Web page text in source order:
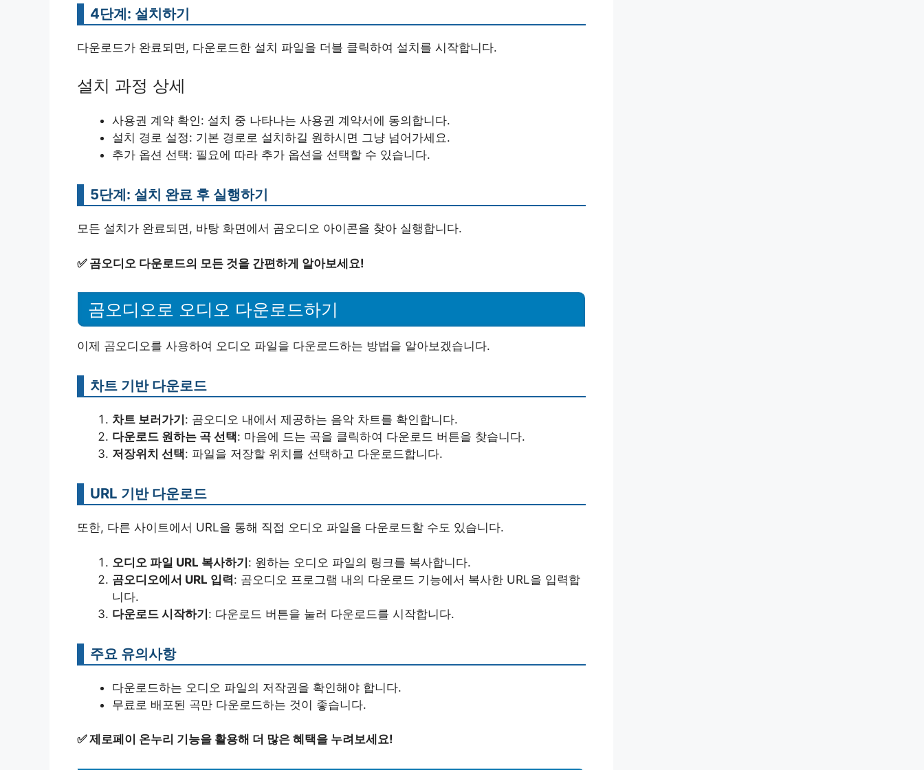
4단계: 설치하기
다운로드가 완료되면, 다운로드한 설치 파일을 더블 클릭하여 설치를 시작합니다.
설치 과정 상세
사용권 계약 확인: 설치 중 나타나는 사용권 계약서에 동의합니다.
설치 경로 설정: 기본 경로로 설치하길 원하시면 그냥 넘어가세요.
추가 옵션 선택: 필요에 따라 추가 옵션을 선택할 수 있습니다.
5단계: 설치 완료 후 실행하기
모든 설치가 완료되면, 바탕 화면에서 곰오디오 아이콘을 찾아 실행합니다.
✅ 곰오디오 다운로드의 모든 것을 간편하게 알아보세요!
곰오디오로 오디오 다운로드하기
이제 곰오디오를 사용하여 오디오 파일을 다운로드하는 방법을 알아보겠습니다.
차트 기반 다운로드
차트 보러가기 : 곰오디오 내에서 제공하는 음악 차트를 확인합니다.
다운로드 원하는 곡 선택: 마음에 드는 곡을 클릭하여 다운로드 버튼을 찾습니다.
저장위치 선택: 파일을 저장할 위치를 선택하고 다운로드합니다.
URL 기반 다운로드
또한, 다른 사이트에서 URL을 통해 직접 오디오 파일을 다운로드할 수도 있습니다.
오디오 파일 URL 복사하기: 원하는 오디오 파일의 링크를 복사합니다.
곰오디오에서 URL 입력: 곰오디오 프로그램 내의 다운로드 기능에서 복사한 URL을 입력합
니다.
다운로드 시작하기: 다운로드 버튼을 눌러 다운로드를 시작합니다.
주요 유의사항
다운로드하는 오디오 파일의 저작권을 확인해야 합니다.
무료로 배포된 곡만 다운로드하는 것이 좋습니다.
✅제로페이 온누리 기능을 활용해 더 많은 혜택을 누려보세요!